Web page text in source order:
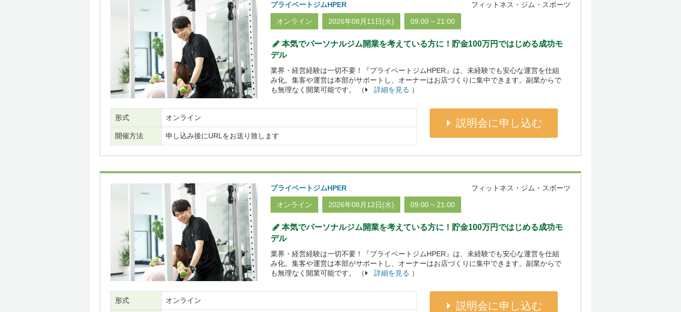
プライベートジムHPER フィットネス・ジム・スポーツ
オンライン 2026年08月11日(火) 09:00 ~ 21:00
本気でパーソナルジム開業を考えている方に！貯金100万円ではじめる成功モ
デル
業界・経営経験は一切不要！『プライベートジムHPER』は、未経験でも安心な運営を仕組
み化。集客や運営は本部がサポートし、オーナーはお店づくりに集中できます。副業からで
も無理なく開業可能です。 （
詳細を見る ）
形式 オンライン
開催方法 申し込み後にURLをお送り致します
説明会に申し込む
プライベートジムHPER フィットネス・ジム・スポーツ
オンライン 2026年08月12日(水) 09:00 ~ 21:00
本気でパーソナルジム開業を考えている方に！貯金100万円ではじめる成功モ
デル
業界・経営経験は一切不要！『プライベートジムHPER』は、未経験でも安心な運営を仕組
み化。集客や運営は本部がサポートし、オーナーはお店づくりに集中できます。副業からで
も無理なく開業可能です。 （
詳細を見る ）
形式 オンライン 説明会に申し込む